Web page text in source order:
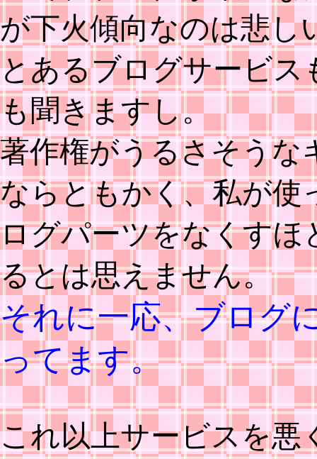
が下火傾向なのは悲し
とあるブログサービス
も聞きますし。
著作権がうるさそうな
ならともかく、私が使
ログパーツをなくすほ
るとは思えません。
それに一応、ブログ
ってます。
これ以上サービスを悪